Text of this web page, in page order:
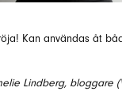
Kan användas åt
Lindberg, bloggare